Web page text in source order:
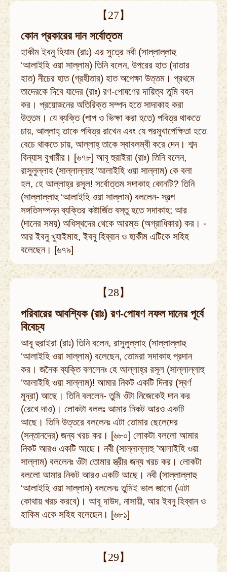
【27】
কোন প্রকারের দান সর্বোত্তম
হাকীম ইবনু হিযাম (রাঃ) এর সুত্রে নবী (সাল্লাল্লাহু
‘আলাইহি ওয়া সাল্লাম) তিনি বলেন, উপরের হাত (দাতার
হাত) নীচের হাত (গ্রহীতার) হাত অপেক্ষা উত্তম। প্রথমে
তাদেরকে দিবে যাদের (রাঃ) রণ-পোষণের দায়িত্ব তুমি বহন
কর। প্রয়োজনের অতিরিক্ত সম্পদ হতে সাদাকাহ করা
উত্তম। যে ব্যক্তি (পাপ ও ভিক্ষা করা হতে) পবিত্র থাকতে
চায়, আল্লাহ্‌ তাকে পবিত্র রাখেন এবং যে পরমুখাপেক্ষিতা হতে
বেচে থাকতে চায়, আল্লাহ্‌ তাকে স্বাবলম্বী করে দেন। শব্দ
বিন্যাস বুখারীর। [৬৭৮] আবূ হুরাইরা (রাঃ) তিনি বলেন,
রাসুলুল্লাহ (সাল্লাল্লাহু ‘আলাইহি ওয়া সাল্লাম) কে বলা
হল, হে আল্লাহ্‌র রসূল! সর্বোত্তম সদাকাহ কোনটি? তিনি
(সাল্লাল্লাহু ‘আলাইহি ওয়া সাল্লাম) বললেন- স্বল্প
সঙ্গতিসম্পন্ন ব্যক্তির কষ্টার্জিত বস্তু হতে সদাকাহ; আর
(দানের সময়) অধিস্থদের থেকে আরম্ভ (অগ্রাধিকার) কর। -
আর ইবনু খুযাইমাহ, ইবনু হিব্বান ও হাকীম এটিকে সহিহ
বলেছেন। [৬৭৯]
【28】
পরিবারের আবশ্যিক (রাঃ) রণ-পোষণ নফল দানের পূর্বে
বিবেচ্য
আবূ হুরাইরা (রাঃ) তিনি বলেন, রাসুলুল্লাহ (সাল্লাল্লাহু
‘আলাইহি ওয়া সাল্লাম) বলেছেন, তোমরা সদাকাহ প্রদান
কর। জনৈক ব্যক্তি বললেনঃ হে আল্লাহ্‌র রসূল (সাল্লাল্লাহু
‘আলাইহি ওয়া সাল্লাম)! আমার নিকট একটি দিনার (স্বর্ণ
মুদ্রা) আছে। তিনি বললেন- তুমি ওঁটা নিজেকেই দান কর
(রেখে দাও)। লোকটা বললঃ আমার নিকট আরও একটি
আছে। তিনি উত্তরে বললেনঃ এটা তোমার ছেলেদের
(সন্তানদের) জন্য খরচ কর। [৬৮০] লোকটা বললো আমার
নিকট আরও একটি আছে। নবী (সাল্লাল্লাহু ‘আলাইহি ওয়া
সাল্লাম) বললেনঃ ওঁটা তোমার স্ত্রীর জন্য খরচ কর। লোকটা
বললো আমার নিকট আরও একটি আছে। নবী (সাল্লাল্লাহু
‘আলাইহি ওয়া সাল্লাম) বললেনঃ তুমিই ভাল জানো (এটা
কোথায় খরচ করবে)। আবূ দাউদ, নাসায়ী, আর ইবনু হিব্বান ও
হাকিম একে সহিহ বলেছেন। [৬৮১]
【29】